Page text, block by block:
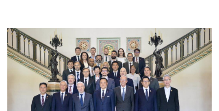
•
Cyber BIZ
• ผู้จัดกวน
Good health & Well-being
Green Innovation & SD
Management & HR